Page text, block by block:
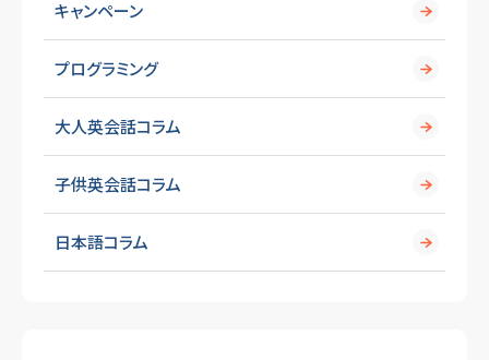
キャンペーン
プログラミング
大人英会話コラム
子供英会話コラム
日本語コラム